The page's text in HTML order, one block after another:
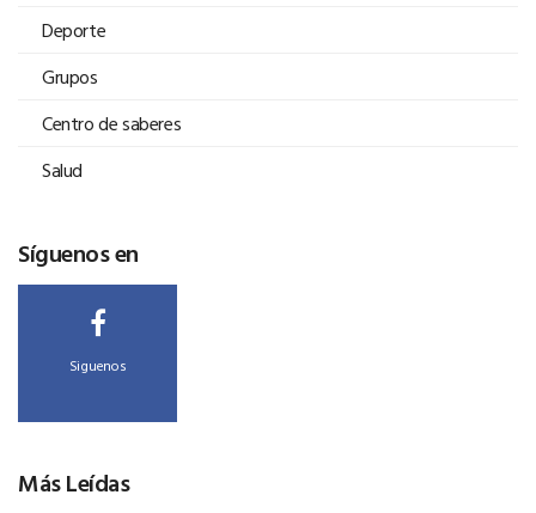
Deporte
Grupos
Centro de saberes
Salud
Síguenos en
Siguenos
Más Leídas